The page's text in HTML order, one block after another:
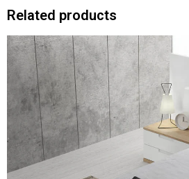
Related products